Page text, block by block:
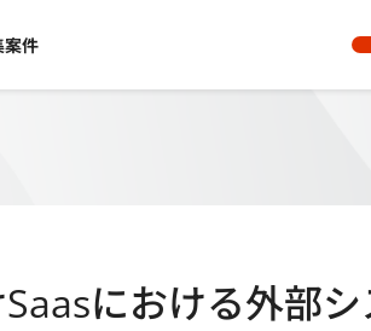
案件
における外部